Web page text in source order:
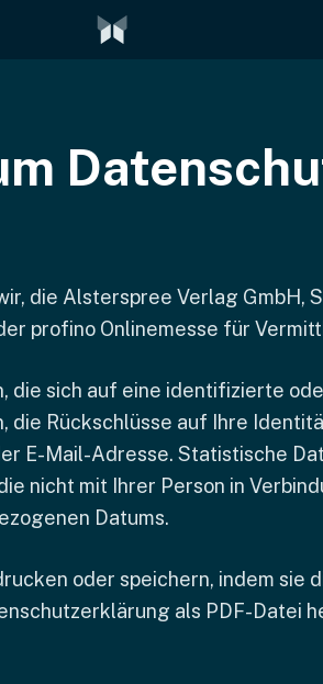
die Alsterspree Verlag GmbH,
profino Onlinemesse für
die sich auf eine identifizierte
die Rückschlüsse auf Ihre
E-Mail-Adresse. Statistische
nicht mit Ihrer Person in
Datums.
oder speichern, indem sie
als PDF-Datei